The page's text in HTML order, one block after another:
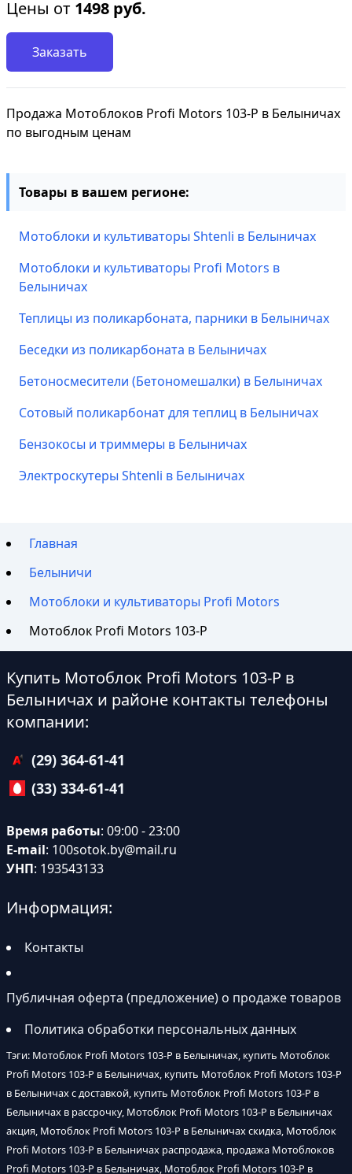
Цены от 1498 руб.
Заказать
Продажа Мотоблоков Profi Motors 103-P в Белыничах
по выгодным ценам
Товары в вашем регионе:
Мотоблоки и культиваторы Shtenli в Белыничах
Мотоблоки и культиваторы Profi Motors в
Белыничах
Теплицы из поликарбоната, парники в Белыничах
Беседки из поликарбоната в Белыничах
Бетоносмесители (Бетономешалки) в Белыничах
Сотовый поликарбонат для теплиц в Белыничах
Бензокосы и триммеры в Белыничах
Электроскутеры Shtenli в Белыничах
Главная
Белыничи
Мотоблоки и культиваторы Profi Motors
Мотоблок Profi Motors 103-P
Купить Мотоблок Profi Motors 103-P в
Белыничах и районе контакты телефоны
компании:
(29) 364-61-41
(33) 334-61-41
Время работы: 09:00 - 23:00
E-mail: 100sotok.by@mail.ru
УНП: 193543133
Информация:
Контакты
Публичная оферта (предложение) о продаже товаров
Политика обработки персональных данных
Тэги: Мотоблок Profi Motors 103-P в Белыничах, купить Мотоблок
Profi Motors 103-P в Белыничах, купить Мотоблок Profi Motors 103-P
в Белыничах с доставкой, купить Мотоблок Profi Motors 103-P в
Белыничах в рассрочку, Мотоблок Profi Motors 103-P в Белыничах
акция, Мотоблок Profi Motors 103-P в Белыничах скидка, Мотоблок
Profi Motors 103-P в Белыничах распродажа, продажа Мотоблоков
Profi Motors 103-P в Белыничах, Мотоблок Profi Motors 103-P в